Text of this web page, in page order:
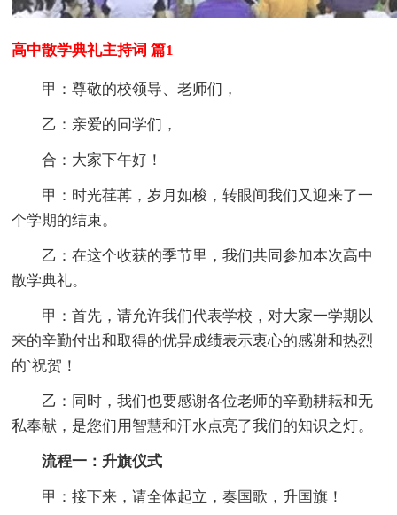
高中散学典礼主持词 篇1
甲：尊敬的校领导、老师们，
乙：亲爱的同学们，
合：大家下午好！
甲：时光荏苒，岁月如梭，转眼间我们又迎来了一
个学期的结束。
乙：在这个收获的季节里，我们共同参加本次高中
散学典礼。
甲：首先，请允许我们代表学校，对大家一学期以
来的辛勤付出和取得的优异成绩表示衷心的感谢和热烈
的`祝贺！
乙：同时，我们也要感谢各位老师的辛勤耕耘和无
私奉献，是您们用智慧和汗水点亮了我们的知识之灯。
流程一：升旗仪式
甲：接下来，请全体起立，奏国歌，升国旗！